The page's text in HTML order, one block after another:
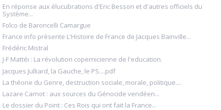
En réponse aux élucubrations d'Eric Besson et d'autres officiels du
Système...
Folco de Baroncelli Camargue
France info présente L'Histoire de France de Jacques Bainville...
Frédéric Mistral
J-F Mattéi : La révolution copernicienne de l'education.
Jacques Julliard, la Gauche, le PS....pdf
La théorie du Genre, destruction sociale, morale, politique....
Lazare Carnot : aux sources du Génocide vendéen...
Le dossier du Point : Ces Rois qui ont fait la France...